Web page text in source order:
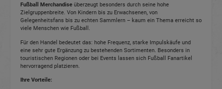
Fußball Merchandise überzeugt besonders durch seine hohe
Zielgruppenbreite. Von Kindern bis zu Erwachsenen, von
Gelegenheitsfans bis zu echten Sammlern – kaum ein Thema erreicht so
viele Menschen wie Fußball.
Für den Handel bedeutet das: hohe Frequenz, starke Impulskäufe und
eine sehr gute Ergänzung zu bestehenden Sortimenten. Besonders in
touristischen Regionen oder bei Events lassen sich Fußball Fanartikel
hervorragend platzieren.
Ihre Vorteile: